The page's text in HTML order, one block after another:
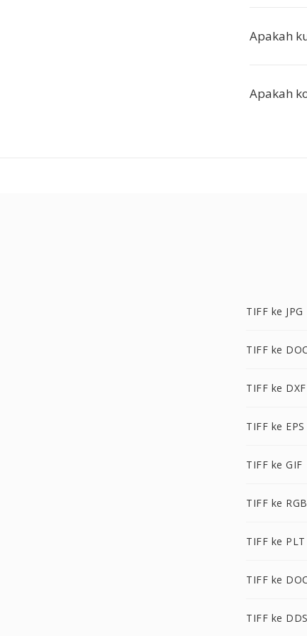
Apakah
Apakah
TIFF ke JPG
TIFF ke DOC
TIFF ke DXF
TIFF ke EPS
TIFF ke GIF
TIFF ke RGB
TIFF ke PLT
TIFF ke
TIFF ke DDS